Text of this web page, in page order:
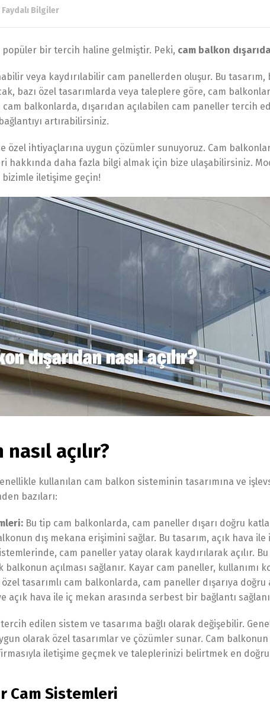
Faydalı Bilgiler
bir tercih haline gelmiştir. Peki, cam balkon
veya kaydırılabilir cam panellerden oluşur. Bu
bazı özel tasarımlarda veya taleplere göre, cam
balkonlarda, dışarıdan açılabilen cam paneller tercih
artırabilirsiniz.
özel ihtiyaçlarına uygun çözümler sunuyoruz. Cam
hakkında daha fazla bilgi almak için bize ulaşabilirsiniz.
iletişime geçin!
açılır?
kullanılan cam balkon sisteminin tasarımına ve
bazıları:
Bu tip cam balkonlarda, cam paneller dışarı doğru
dış mekana erişimini sağlar. Bu tasarım, açık hava
cam paneller yatay olarak kaydırılarak açılır.
açılması sağlanır. Kayar cam paneller, kullanımı
özel tasarımlı cam balkonlarda, cam paneller dışarıya
açık hava ile iç mekan arasında serbest bir bağlantı
tercih edilen sistem ve tasarıma bağlı olarak değişebilir.
olarak özel tasarımlar ve çözümler sunar. Cam balkonun
iletişime geçmek ve taleplerinizi belirtmek en doğru
Cam Sistemleri